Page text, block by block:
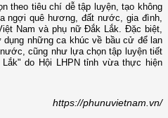
theo tiêu chí dễ tập luyện, tạo không
ngợi quê hương, đất nước, gia đình,
Nam và phụ nữ Đắk Lắk. Đặc biệt,
những ca khúc về bầu cử để lan
cũng như lựa chọn tập luyện tiết
do Hội LHPN tỉnh vừa thực hiện
https://phunuvietnam.vn/